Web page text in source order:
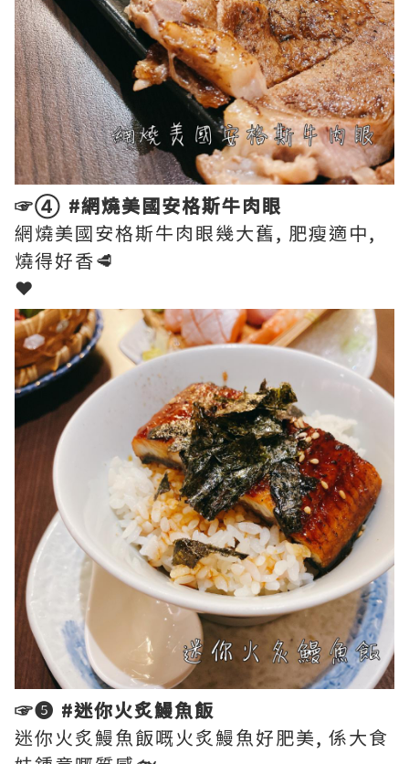
☞➃ #網燒美國安格斯牛肉眼
網燒美國安格斯牛肉眼幾大舊, 肥瘦適中,
燒得好香🥩
❤︎
☞❺ #迷你火炙鰻魚飯
迷你火炙鰻魚飯嘅火炙鰻魚好肥美, 係大食